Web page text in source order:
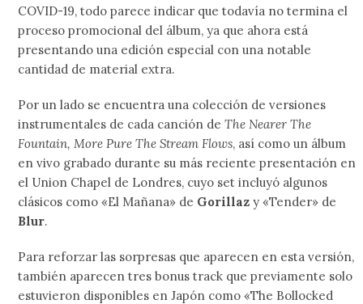
COVID-19, todo parece indicar que todavía no termina el
proceso promocional del álbum, ya que ahora está
presentando una edición especial con una notable
cantidad de material extra.
Por un lado se encuentra una colección de versiones
instrumentales de cada canción deThe Nearer The
Fountain, More Pure The Stream Flows, así como un álbum
en vivo grabado durante su más reciente presentación en
el Union Chapel de Londres, cuyo set incluyó algunos
clásicos como «El Mañana» de Gorillaz y «Tender» de
Blur.
Para reforzar las sorpresas que aparecen en esta versión,
también aparecen tres bonus track que previamente solo
estuvieron disponibles en Japón como «The Bollocked